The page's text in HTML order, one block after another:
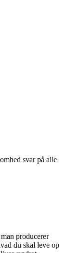
svar på alle
producerer
du skal leve op